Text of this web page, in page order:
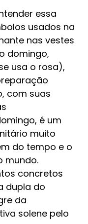
essa
usados na
nas vestes
domingo,
usa o rosa),
com suas
é um
muito
do tempo e o
mundo.
concretos
dupla do
da
solene pelo